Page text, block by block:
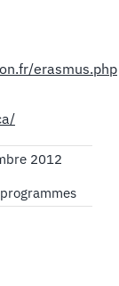
erasmus.php
/
2012
programmes